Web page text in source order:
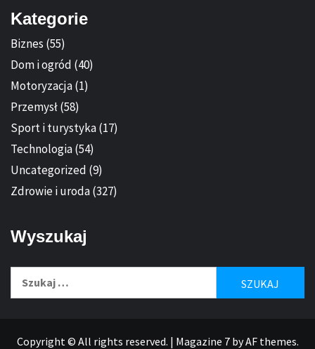
Kategorie
Biznes (55)
Dom i ogród (40)
Motoryzacja(1)
Przemysł(58)
Sport i turystyka(17)
Technologia(54)
Uncategorized (9)
Zdrowie i uroda(327)
Wyszukaj
Copyright © All rights reserved. | Magazine 7by AF themes.